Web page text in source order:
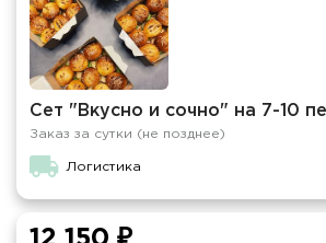
Сет "Вкусно и сочно" на 7-10
Заказ за сутки (не позднее)
Логистика